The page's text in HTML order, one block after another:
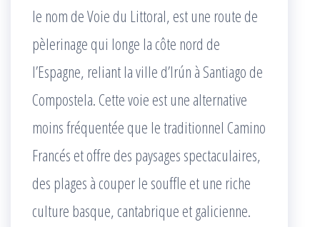
le nom de Voie du Littoral, est une route de
pèlerinage qui longe la côte nord de
l’Espagne, reliant la ville d’Irún à Santiago de
Compostela. Cette voie est une alternative
moins fréquentée que le traditionnel Camino
Francés et offre des paysages spectaculaires,
des plages à couper le souffle et une riche
culture basque, cantabrique et galicienne.